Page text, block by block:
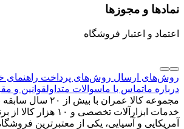
نمادها و مجوزها
اعتماد و اعتبار فروشگاه
روش‌های ارسال روش‌های پرداخت راهنمای
درباره ماتماس با ماسوالات متداولقوانین و
مجموعه کالا عمران با
خدمات ابزارآلات تخصصی و
آمریکایی و آسیایی، یکی از معتبرترین